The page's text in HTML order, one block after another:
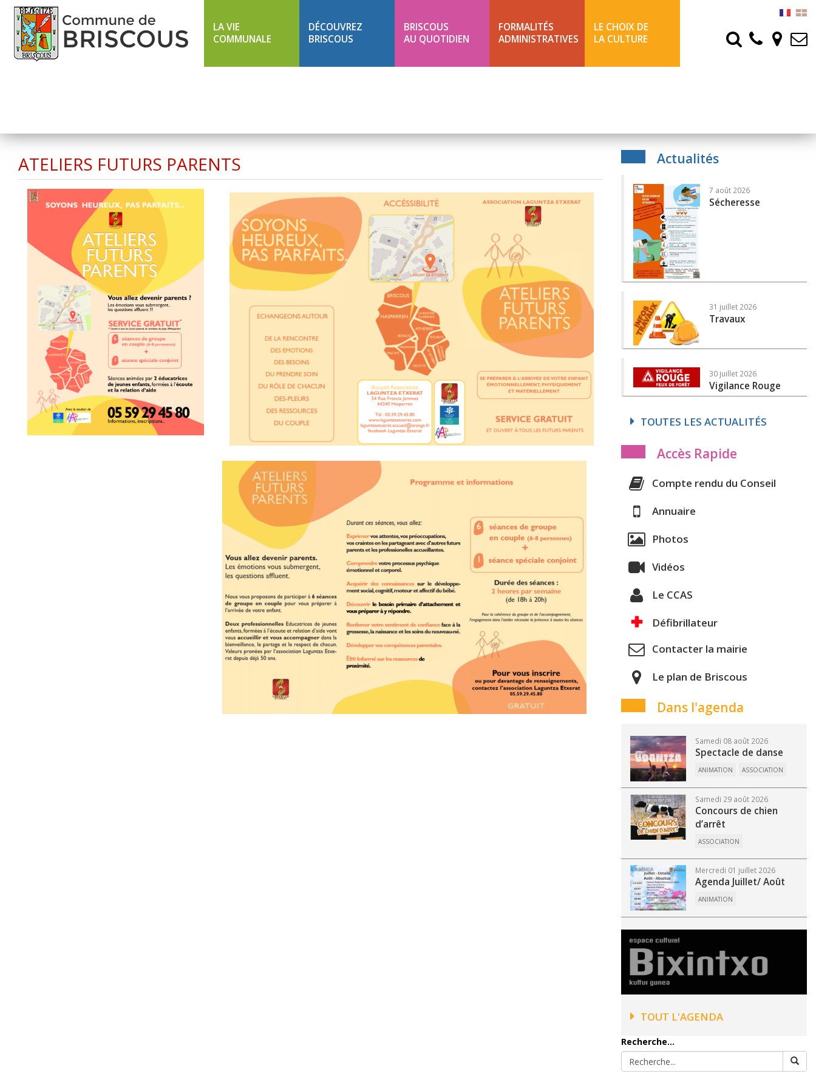
LA VIE
COMMUNALE
DÉCOUVREZ
BRISCOUS
BRISCOUS
AU QUOTIDIEN
FORMALITÉS
ADMINISTRATIVES
LE CHOIX DE
LA CULTURE
ATELIERS FUTURS PARENTS Actualités
7 août 2026
Sécheresse
31 juillet 2026
Travaux
30 juillet 2026
Vigilance Rouge
TOUTES LES ACTUALITÉS
Accès Rapide
Compte rendu du Conseil
Annuaire
Photos
Vidéos
Le CCAS
Défibrillateur
Contacter la mairie
Le plan de Briscous
Dans l'agenda
Samedi 08 août 2026
Spectacle de danse
ANIMATION ASSOCIATION
Samedi 29 août 2026
Concours de chien
d’arrêt
ASSOCIATION
Mercredi 01 juillet 2026
Agenda Juillet/ Août
ANIMATION
TOUT L'AGENDA
Recherche...